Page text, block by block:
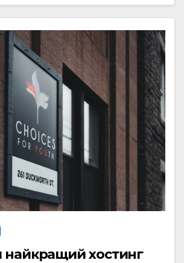
найкращий хостинг